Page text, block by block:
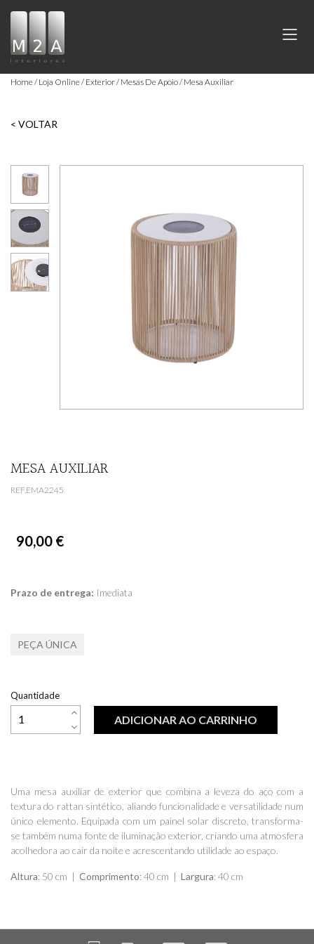
Home Loja Online Exterior Mesas De Apoio Mesa Auxiliar
< VOLTAR
MESA AUXILIAR
REF.EMA2245
90,00 €
Prazo de entrega: Imediata
PEÇA ÚNICA
Quantidade
ADICIONAR AO CARRINHO
Uma mesa auxiliar de exterior que combina a leveza do aço com a
textura do rattan sintético, aliando funcionalidade e versatilidade num
único elemento. Equipada com um painel solar discreto, transforma-
se também numa fonte de iluminação exterior, criando uma atmosfera
acolhedora ao cair da noite e acrescentando utilidade ao espaço.
Altura: 50 cm | Comprimento: 40 cm | Largura: 40 cm